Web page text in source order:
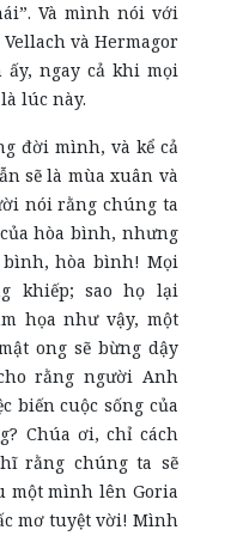
Và mình nói với
và Hermagor
ngay cả khi mọi
lúc này.
đời mình, và kể cả
sẽ là mùa xuân và
nói rằng chúng ta
hòa bình, nhưng
hòa bình! Mọi
khiếp; sao họ lại
họa như vậy, một
ong sẽ bừng dậy
rằng người Anh
biến cuộc sống của
Chúa ơi, chỉ cách
rằng chúng ta sẽ
một mình lên Goria
mơ tuyệt vời! Mình